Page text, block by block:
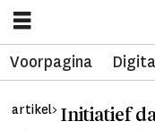
Voorpagina
artikel> Initiatief